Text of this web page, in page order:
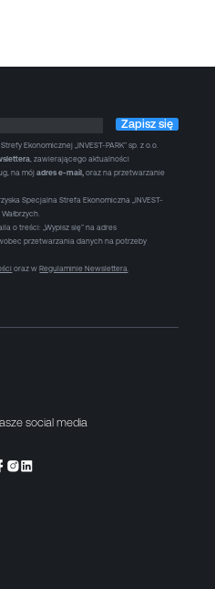
Zapisz się
Ekonomicznej „INVEST-PARK” sp. z o.o.
, zawierającego aktualności
na mójadres e-mail,oraz na przetwarzanie
Specjalna Strefa Ekonomiczna „INVEST-
o treści: „Wypisz się” na adres
przetwarzania danych na potrzeby
oraz wRegulaminie Newslettera
social media